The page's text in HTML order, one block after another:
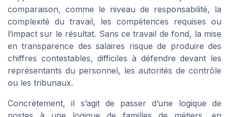
comparaison, comme le niveau de responsabilité, la
complexité du travail, les compétences requises ou
l’impact sur le résultat. Sans ce travail de fond, la mise
en transparence des salaires risque de produire des
chiffres contestables, difficiles à défendre devant les
représentants du personnel, les autorités de contrôle
ou les tribunaux.
Concrètement, il s’agit de passer d’une logique de